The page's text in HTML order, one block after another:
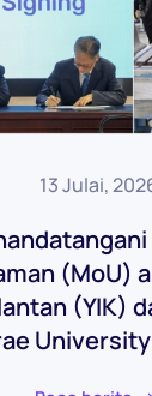
13 Julai,
(MoU)
(YIK)